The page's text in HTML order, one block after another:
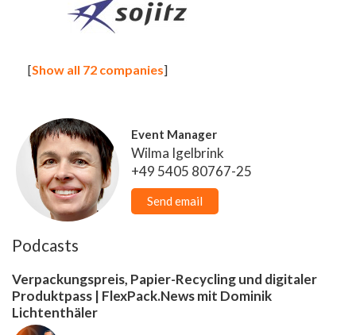
[Show all 72 companies]
Event Manager
Wilma Igelbrink
+49 5405 80767-25
Send email
Podcasts
Verpackungspreis, Papier-Recycling und digitaler
Produktpass | FlexPack.News mit Dominik
Lichtenthäler